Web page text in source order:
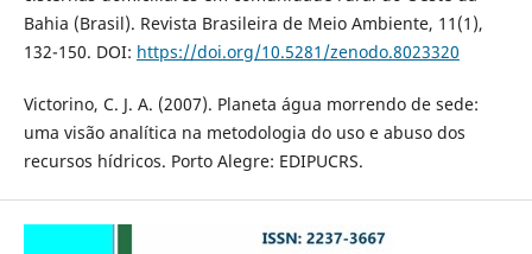
Bahia (Brasil). Revista Brasileira de Meio Ambiente, 11(1),
132-150. DOI: https://doi.org/10.5281/zenodo.8023320
Victorino, C. J. A. (2007). Planeta água morrendo de sede:
uma visão analítica na metodologia do uso e abuso dos
recursos hídricos. Porto Alegre: EDIPUCRS.